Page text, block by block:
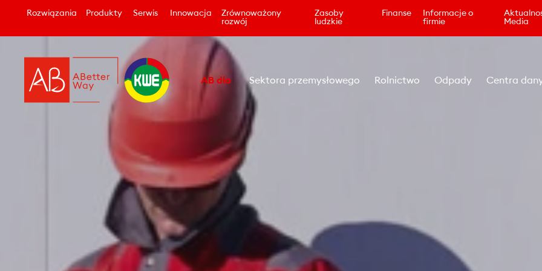
Rozwiązania Produkty Serwis Innowacja
Zrównoważony
rozwój
Zasoby
ludzkie
Finanse
Informacje o
firmie
Media
AB dla Sektora przemysłowego Rolnictwo Odpady Centra